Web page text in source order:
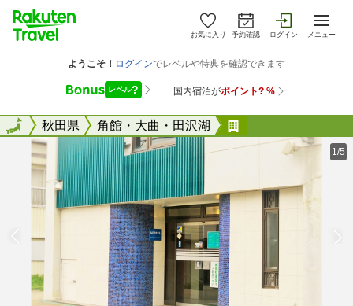
お気に入り 予約確認 ログイン メニュー
全国秋田県 角館・大曲・田沢湖
全国
1/5